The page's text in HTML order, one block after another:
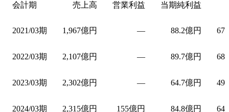
会計期 売上高 営業利益 当期純利益
2021/03期 1,967億円 — 88.2億円
2022/03期 2,107億円 — 89.7億円
2023/03期 2,302億円 — 64.7億円
2024/03期 2,315億円 155億円 84.8億円